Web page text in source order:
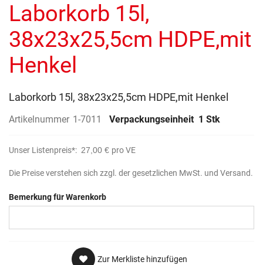
Bildergalerie
springen
Laborkorb 15l,
38x23x25,5cm HDPE,mit
Henkel
Laborkorb 15l, 38x23x25,5cm HDPE,mit Henkel
Artikelnummer 1-7011 Verpackungseinheit 1 Stk
Unser Listenpreis*: 27,00 € pro VE
Die Preise verstehen sich zzgl. der gesetzlichen MwSt. und Versand.
Bemerkung für Warenkorb
Zur Merkliste hinzufügen